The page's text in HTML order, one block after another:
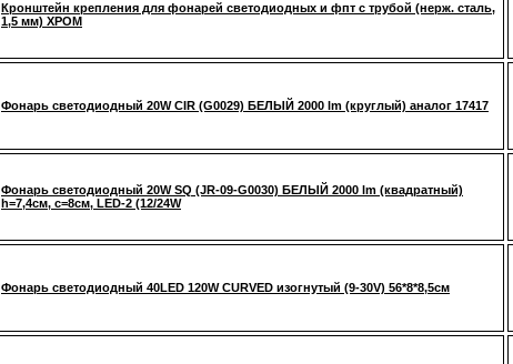
Кронштейн крепления для фонарей светодиодных и фпт с трубой (нерж. сталь,
1,5 мм) ХРОМ
Фонарь светодиодный 20W CIR (G0029) БЕЛЫЙ 2000 lm (круглый) аналог 17417
Фонарь светодиодный 20W SQ (JR-09-G0030) БЕЛЫЙ 2000 lm (квадратный)
h=7,4см, c=8см, LED-2 (12/24W
Фонарь светодиодный 40LED 120W CURVED изогнутый (9-30V) 56*8*8,5см